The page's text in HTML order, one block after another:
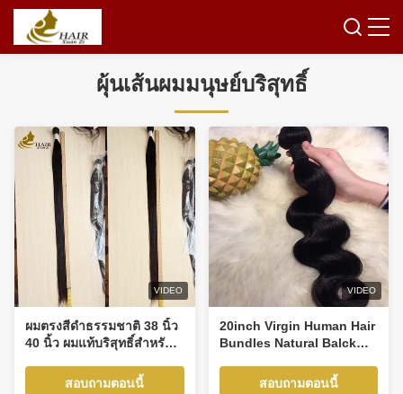
ผุ้นเส้นผมมนุษย์บริสุทธิ์
VIDEO
ผมตรงสีดำธรรมชาติ 38 นิ้ว
40 นิ้ว ผมแท้บริสุทธิ์สำหรับ
สอบถามตอนนี้
VIDEO
20inch Virgin Human Hair
Bundles Natural Balck
สอบถามตอนนี้